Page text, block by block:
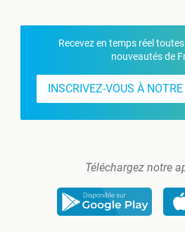
Recevez en temps réel
nouveautés de
INSCRIVEZ-VOUS À
Téléchargez notre